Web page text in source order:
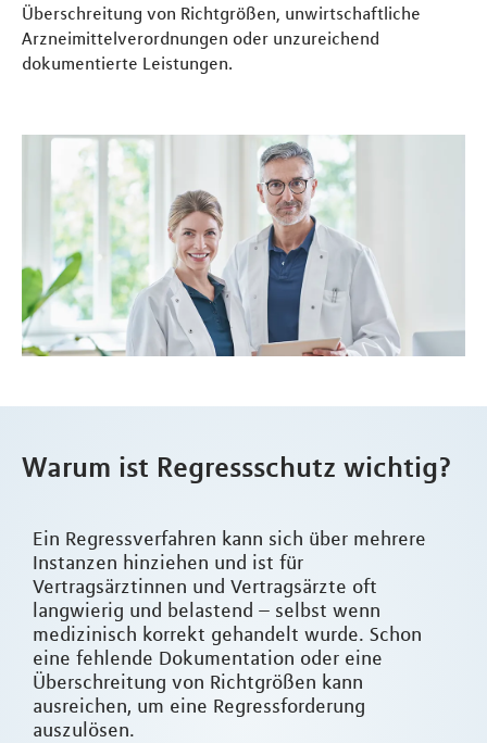
Überschreitung von Richtgrößen, unwirtschaftliche
Arzneimittelverordnungen oder unzureichend
dokumentierte Leistungen.
Warum ist Regressschutz wichtig?
Ein Regressverfahren kann sich über mehrere
Instanzen hinziehen und ist für
Vertragsärztinnen und Vertragsärzte oft
langwierig und belastend – selbst wenn
medizinisch korrekt gehandelt wurde. Schon
eine fehlende Dokumentation oder eine
Überschreitung von Richtgrößen kann
ausreichen, um eine Regressforderung
auszulösen.